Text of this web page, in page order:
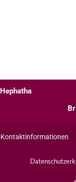
Hephatha
Kontaktinformationen